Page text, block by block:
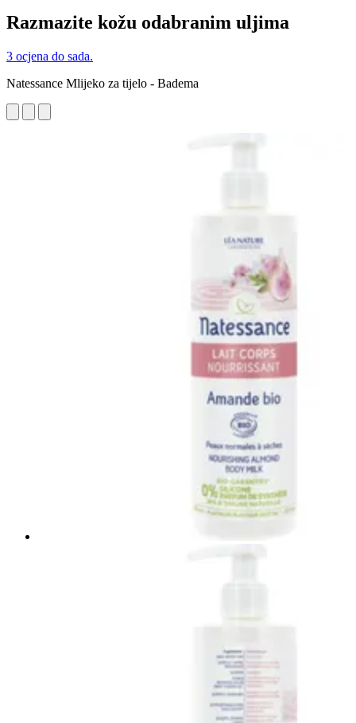
Razmazite kožu odabranim uljima
3 ocjena do sada.
Natessance Mlijeko za tijelo - Badema